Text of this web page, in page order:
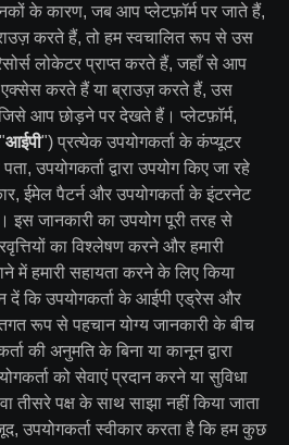
के कारण, जब आप प्लेटफ़ॉर्म पर जाते हैं,
करते हैं, तो हम स्वचालित रूप से उस
लोकेटर प्राप्त करते हैं, जहाँ से आप
एक्सेस करते हैं या ब्राउज़ करते हैं, उस
आप छोड़ने पर देखते हैं। प्लेटफ़ॉर्म,
आईपी") प्रत्येक उपयोगकर्ता के कंप्यूटर
उपयोगकर्ता द्वारा उपयोग किए जा रहे
ईमेल पैटर्न और उपयोगकर्ता के इंटरनेट
इस जानकारी का उपयोग पूरी तरह से
का विश्लेषण करने और हमारी
में हमारी सहायता करने के लिए किया
दें कि उपयोगकर्ता के आईपी एड्रेस और
रूप से पहचान योग्य जानकारी के बीच
की अनुमति के बिना या कानून द्वारा
को सेवाएं प्रदान करने या सुविधा
तीसरे पक्ष के साथ साझा नहीं किया जाता
उपयोगकर्ता स्वीकार करता है कि हम कुछ